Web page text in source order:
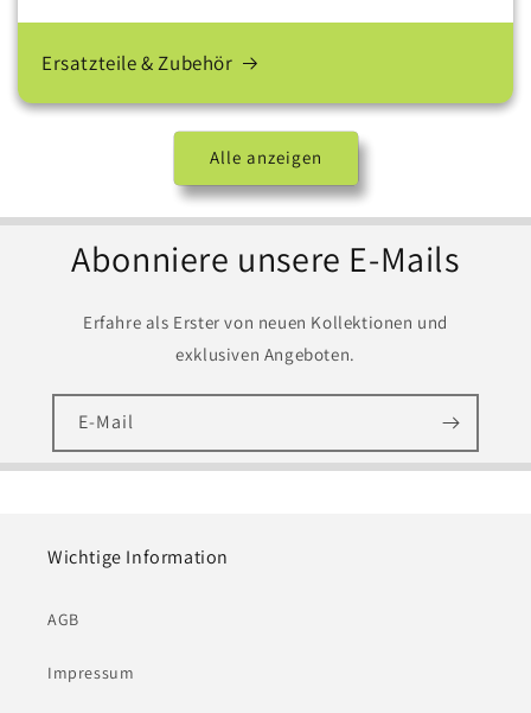
Ersatzteile & Zubehör
Alle anzeigen
Abonniere unsere E-Mails
Erfahre als Erster von neuen Kollektionen und
exklusiven Angeboten.
E-Mail
Wichtige Information
AGB
Impressum